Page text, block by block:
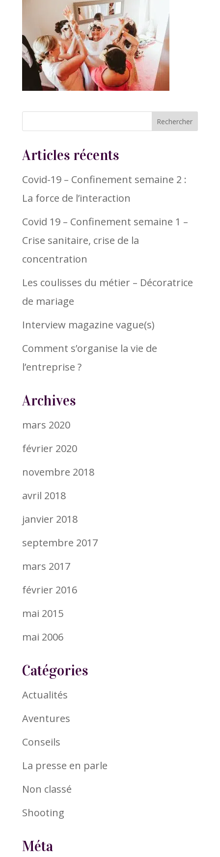
Articles récents
Covid-19 – Confinement semaine 2 :
La force de l’interaction
Covid 19 – Confinement semaine 1 –
Crise sanitaire, crise de la
concentration
Les coulisses du métier – Décoratrice
de mariage
Interview magazine vague(s)
Comment s’organise la vie de
l’entreprise ?
Archives
mars 2020
février 2020
novembre 2018
avril 2018
janvier 2018
septembre 2017
mars 2017
février 2016
mai 2015
mai 2006
Catégories
Actualités
Aventures
Conseils
La presse en parle
Non classé
Shooting
Méta